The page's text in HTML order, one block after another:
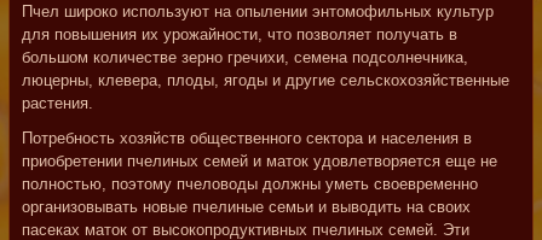
Пчел широко используют на опылении энтомофильных культур
для повышения их урожайности, что позволяет получать в
большом количестве зерно гречихи, семена подсолнечника,
люцерны, клевера, плоды, ягоды и другие сельскохозяйственные
растения.
Потребность хозяйств общественного сектора и населения в
приобретении пчелиных семей и маток удовлетворяется еще не
полностью, поэтому пчеловоды должны уметь своевременно
организовывать новые пчелиные семьи и выводить на своих
пасеках маток от высокопродуктивных пчелиных семей. Эти